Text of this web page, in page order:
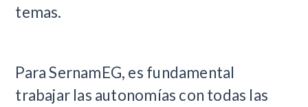
temas.
Para SernamEG, es fundamental
trabajar las autonomías con todas las